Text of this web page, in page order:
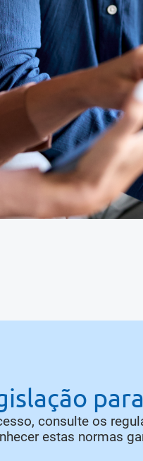
consulte os
estas normas